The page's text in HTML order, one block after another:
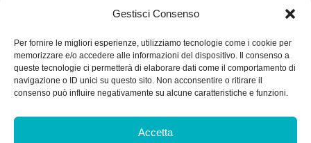
Gestisci Consenso
Per fornire le migliori esperienze, utilizziamo tecnologie come i cookie per
memorizzare e/o accedere alle informazioni del dispositivo. Il consenso a
queste tecnologie ci permetterà di elaborare dati come il comportamento di
navigazione o ID unici su questo sito. Non acconsentire o ritirare il
consenso può influire negativamente su alcune caratteristiche e funzioni.
Accetta
Privacy Policy–Cookie Policy
SOCIAL
Dal Lunedì al Venerdì: 8.00/12.30 - 13.30/17.30